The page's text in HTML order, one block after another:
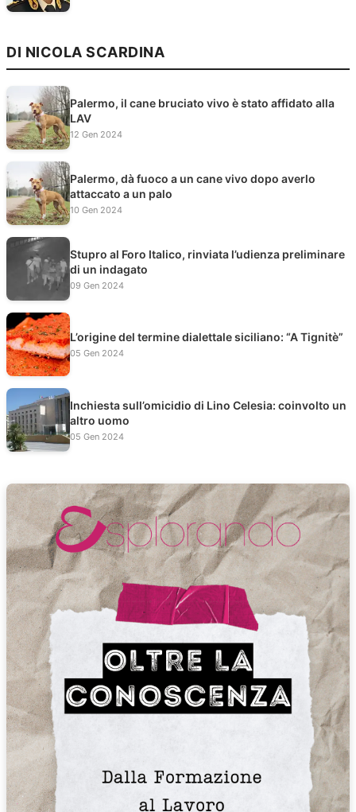
DI NICOLA SCARDINA
Palermo, il cane bruciato vivo è stato affidato alla
LAV
12 Gen 2024
Palermo, dà fuoco a un cane vivo dopo averlo
attaccato a un palo
10 Gen 2024
Stupro al Foro Italico, rinviata l’udienza preliminare
di un indagato
09 Gen 2024
L’origine del termine dialettale siciliano: “A Tignitè”
05 Gen 2024
Inchiesta sull’omicidio di Lino Celesia: coinvolto un
altro uomo
05 Gen 2024